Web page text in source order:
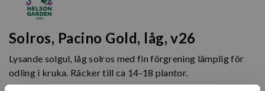
Solros, Pacino Gold, låg, v26
Lysande solgul, låg solros med fin förgrening lämplig för
odling i kruka. Räcker till ca 14-18 plantor.